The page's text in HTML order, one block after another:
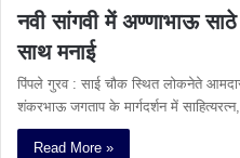
नवी सांगवी में अण्णाभाऊ
साथ मनाई
पिंपले गुरव : साई चौक स्थित लोकनेते
शंकरभाऊ जगताप के मार्गदर्शन में
Read More »